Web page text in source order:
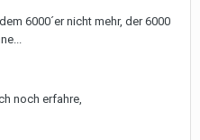
6000´er nicht mehr, der 6000
noch erfahre,